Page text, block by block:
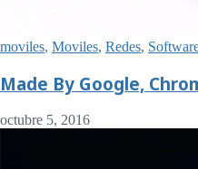
moviles, Moviles, Redes,
Made By Google,
octubre 5, 2016